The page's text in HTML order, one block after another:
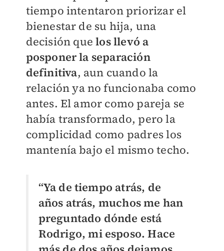
tiempo intentaron priorizar el
bienestar de su hija, una
decisión quelos llevó a
posponer la separación
definitiva, aun cuando la
relación ya no funcionaba como
antes. El amor como pareja se
había transformado, pero la
complicidad como padres los
mantenía bajo el mismo techo.
“Ya de tiempo atrás, de
años atrás, muchos me han
preguntado dónde está
Rodrigo, mi esposo. Hace